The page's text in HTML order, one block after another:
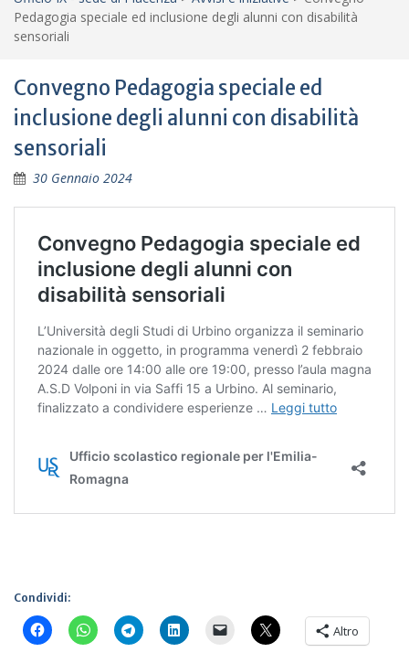
Pedagogia speciale ed inclusione degli alunni con disabilità
sensoriali
Convegno Pedagogia speciale ed
inclusione degli alunni con disabilità
sensoriali
30 Gennaio 2024
Condividi:
Altro